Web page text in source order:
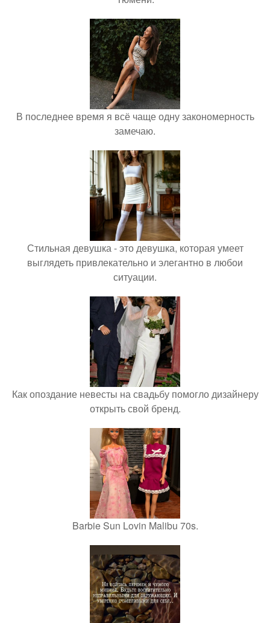
В последнее время я всё чаще одну закономерность
замечаю.
Стильная девушка - это девушка, которая умеет
выглядеть привлекательно и элегантно в любои
ситуации.
Как опоздание невесты на свадьбу помогло дизайнеру
открыть свой бренд.
Barbie Sun Lovin Malibu 70s.